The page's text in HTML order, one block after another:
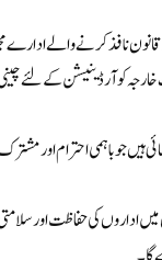
قانون نافذ کرنے والے
کوآرڈینیشن کے لئے
ہیں جو باہمی احترام
میں اداروں کی حفاظت اور